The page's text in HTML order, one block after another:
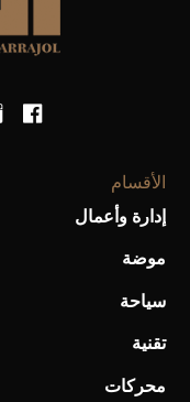
الأقسام
إدارة وأعمال
موضة
سياحة
تقنية
محركات